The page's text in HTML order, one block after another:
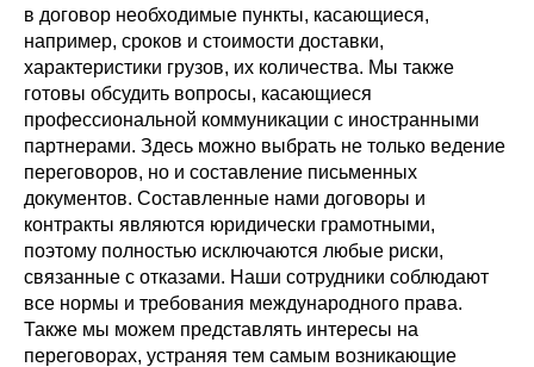
в договор необходимые пункты, касающиеся,
например, сроков и стоимости доставки,
характеристики грузов, их количества. Мы также
готовы обсудить вопросы, касающиеся
профессиональной коммуникации с иностранными
партнерами. Здесь можно выбрать не только ведение
переговоров, но и составление письменных
документов. Составленные нами договоры и
контракты являются юридически грамотными,
поэтому полностью исключаются любые риски,
связанные с отказами. Наши сотрудники соблюдают
все нормы и требования международного права.
Также мы можем представлять интересы на
переговорах, устраняя тем самым возникающие